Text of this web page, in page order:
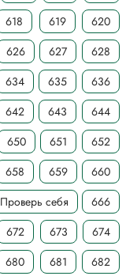
618 619
620
626 627
628
634 635
636
642 643
644
650 651
652
658 659
660
Проверь себя
666
672 673
674
680 681
682